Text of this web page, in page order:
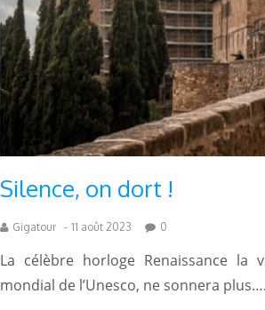
Silence, on dort !
Gigatour - 11 août 2023 0
La célèbre horloge Renaissance la
mondial de l’Unesco, ne sonnera